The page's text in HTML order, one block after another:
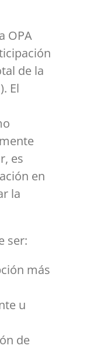
OPA
de la
El
es
en
la
ser:
más
u
de